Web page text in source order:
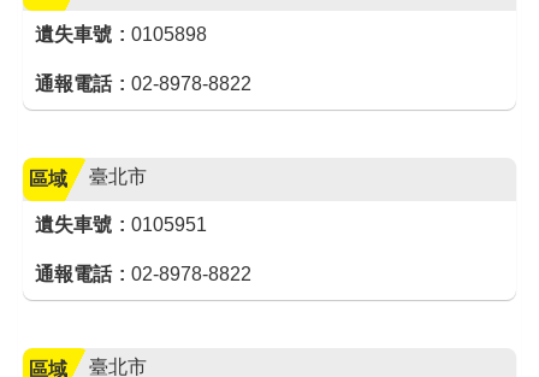
遺失車號 0105898
通報電話 02-8978-8822
區域 臺北市
遺失車號 0105951
通報電話 02-8978-8822
區域 臺北市